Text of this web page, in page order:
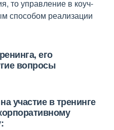
то управление в коуч-
способом реализации
его
вопросы
участие в тренинге